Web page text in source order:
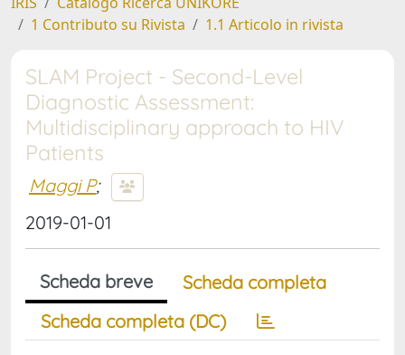
1 Contributo su Rivista
1.1 Articolo in rivista
SLAM Project - Second-Level
Diagnostic Assessment:
Multidisciplinary approach to HIV
Patients
Maggi P;
2019-01-01
Scheda breve
Scheda completa
Scheda completa (DC)